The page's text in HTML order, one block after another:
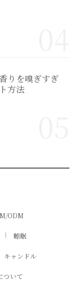
りを嗅ぎすぎ
方法
ODM
睡眠
キャンドル
ついて